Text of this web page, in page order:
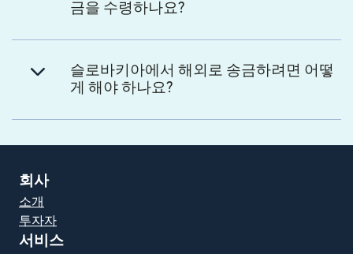
금을 수령하나요?
슬로바키아에서 해외로 송금하려면 어떻
게 해야 하나요?
회사
소개
투자자
서비스